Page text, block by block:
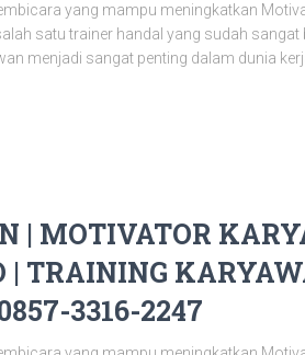
yang mampu meningkatkan
satu trainer handal yang sudah
menjadi sangat penting dalam dunia
| MOTIVATOR
| TRAINING
3316-2247